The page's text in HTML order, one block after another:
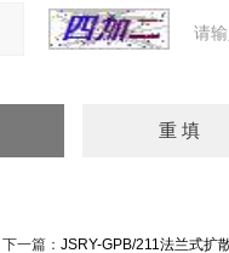
请
下一篇： JSRY-GPB/211法兰式扩